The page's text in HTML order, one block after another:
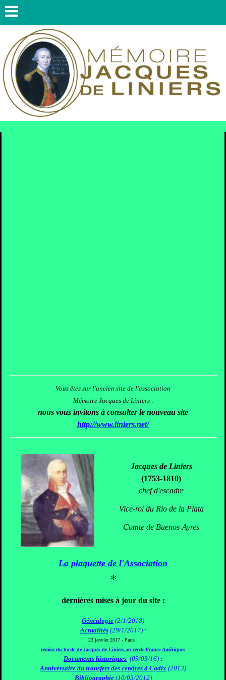
Vous êtes sur l'ancien site de l'association
Mémoire Jacques de Liniers :
nous vous invitons à consulter le nouveau site
http://www.liniers.net/
Jacques de Liniers
(1753-1810)
chef d'escadre
Vice-roi du Rio de la Plata
Comte de Buenos-Ayres
La plaquette de l'Association
*
dernières mises à jour du site :
Généalogie (2/1/2018)
Actualités(29/1/2017) :
23 janvier 2017 - Paris :
remise du buste de Jacques de Liniers au cercle France-Amériques
Documents historiques (09/09/16) :
Anniversaire du transfert des cendres à Cadix (2013)
Bibliographie(10/03/2012)